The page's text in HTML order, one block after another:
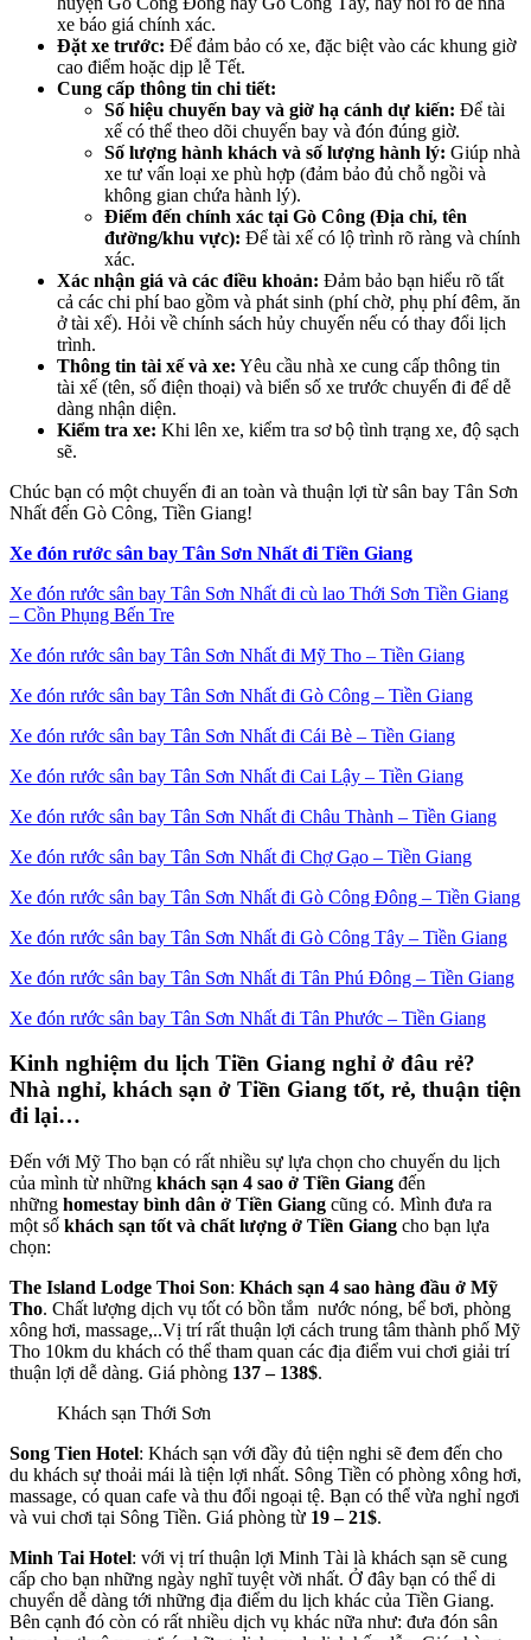
xe báo giá chính xác.
Đặt xe trước: Để đảm bảo có xe, đặc biệt vào các khung giờ
cao điểm hoặc dịp lễ Tết.
Cung cấp thông tin chi tiết:
Số hiệu chuyến bay và giờ hạ cánh dự kiến: Để tài
xế có thể theo dõi chuyến bay và đón đúng giờ.
Số lượng hành khách và số lượng hành lý: Giúp nhà
xe tư vấn loại xe phù hợp (đảm bảo đủ chỗ ngồi và
không gian chứa hành lý).
Điểm đến chính xác tại Gò Công (Địa chỉ, tên
đường/khu vực): Để tài xế có lộ trình rõ ràng và chính
xác.
Xác nhận giá và các điều khoản: Đảm bảo bạn hiểu rõ tất
cả các chi phí bao gồm và phát sinh (phí chờ, phụ phí đêm, ăn
ở tài xế). Hỏi về chính sách hủy chuyến nếu có thay đổi lịch
trình.
Thông tin tài xế và xe: Yêu cầu nhà xe cung cấp thông tin
tài xế (tên, số điện thoại) và biển số xe trước chuyến đi để dễ
dàng nhận diện.
Kiểm tra xe: Khi lên xe, kiểm tra sơ bộ tình trạng xe, độ sạch
sẽ.
Chúc bạn có một chuyến đi an toàn và thuận lợi từ sân bay Tân Sơn
Nhất đến Gò Công, Tiền Giang!
Xe đón rước sân bay Tân Sơn Nhất đi Tiền Giang
Xe đón rước sân bay Tân Sơn Nhất đi cù lao Thới Sơn Tiền Giang
– Cồn Phụng Bến Tre
Xe đón rước sân bay Tân Sơn Nhất đi Mỹ Tho – Tiền Giang
Xe đón rước sân bay Tân Sơn Nhất đi Gò Công – Tiền Giang
Xe đón rước sân bay Tân Sơn Nhất đi Cái Bè – Tiền Giang
Xe đón rước sân bay Tân Sơn Nhất đi Cai Lậy – Tiền Giang
Xe đón rước sân bay Tân Sơn Nhất đi Châu Thành – Tiền Giang
Xe đón rước sân bay Tân Sơn Nhất đi Chợ Gạo – Tiền Giang
Xe đón rước sân bay Tân Sơn Nhất đi Gò Công Đông – Tiền Giang
Xe đón rước sân bay Tân Sơn Nhất đi Gò Công Tây – Tiền Giang
Xe đón rước sân bay Tân Sơn Nhất đi Tân Phú Đông – Tiền Giang
Xe đón rước sân bay Tân Sơn Nhất đi Tân Phước – Tiền Giang
Kinh nghiệm du lịch Tiền Giang nghỉ ở đâu rẻ?
Nhà nghỉ, khách sạn ở Tiền Giang tốt, rẻ, thuận tiện
đi lại…
Đến với Mỹ Tho bạn có rất nhiều sự lựa chọn cho chuyến du lịch
của mình từ những khách sạn 4 sao ở Tiền Giang đến
những homestay bình dân ở Tiền Giang cũng có. Mình đưa ra
một số khách sạn tốt và chất lượng ở Tiền Giang cho bạn lựa
chọn:
The Island Lodge Thoi Son: Khách sạn 4 sao hàng đầu ở Mỹ
Tho. Chất lượng dịch vụ tốt có bồn tắm nước nóng, bể bơi, phòng
xông hơi, massage,..Vị trí rất thuận lợi cách trung tâm thành phố Mỹ
Tho 10km du khách có thể tham quan các địa điểm vui chơi giải trí
thuận lợi dễ dàng. Giá phòng 137 – 138$.
Khách sạn Thới Sơn
Song Tien Hotel: Khách sạn với đầy đủ tiện nghi sẽ đem đến cho
du khách sự thoải mái là tiện lợi nhất. Sông Tiền có phòng xông hơi,
massage, có quan cafe và thu đổi ngoại tệ. Bạn có thể vừa nghỉ ngơi
và vui chơi tại Sông Tiền. Giá phòng từ 19 – 21$.
Minh Tai Hotel: với vị trí thuận lợi Minh Tài là khách sạn sẽ cung
cấp cho bạn những ngày nghĩ tuyệt vời nhất. Ở đây bạn có thể di
chuyển dễ dàng tới những địa điểm du lịch khác của Tiền Giang.
Bên cạnh đó còn có rất nhiều dịch vụ khác nữa như: đưa đón sân